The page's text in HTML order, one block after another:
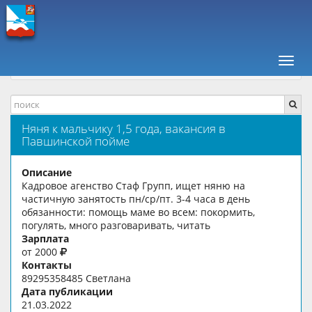
Няня к мальчику 1,5 года, вакансия в
Павшинской пойме
Описание
Кадровое агенство Стаф Групп, ищет няню на
частичную занятость пн/ср/пт. 3-4 часа в день
обязанности: помощь маме во всем: покормить,
погулять, много разговаривать, читать
Зарплата
от 2000
Контакты
89295358485 Светлана
Дата публикации
21.03.2022